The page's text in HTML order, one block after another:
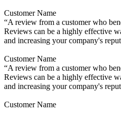
Customer Name
“A review from a customer who
Reviews can be a highly effective
and increasing your company's
Customer Name
“A review from a customer who
Reviews can be a highly effective
and increasing your company's
Customer Name